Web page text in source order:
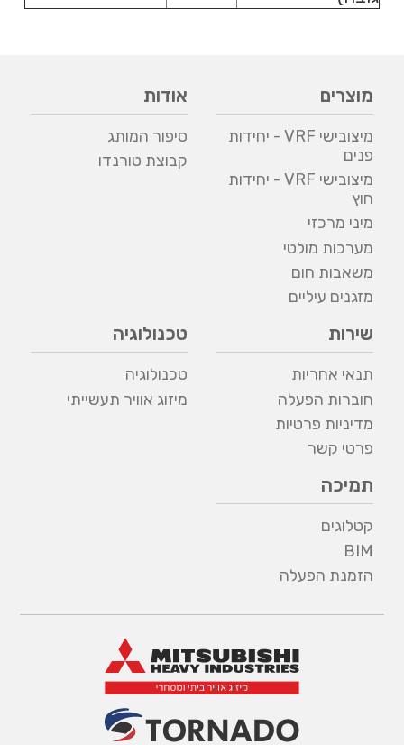
מוצרים
מיצובישי VRF - יחידות
פנים
מיצובישי VRF - יחידות
חוץ
מיני מרכזי
מערכות מולטי
משאבות חום
מזגנים עיליים
אודות
סיפור המותג
קבוצת טורנדו
שירות
תנאי אחריות
חוברות הפעלה
מדיניות פרטיות
פרטי קשר
טכנולוגיה
טכנולוגיה
מיזוג אוויר תעשייתי
תמיכה
קטלוגים
BIM
הזמנת הפעלה